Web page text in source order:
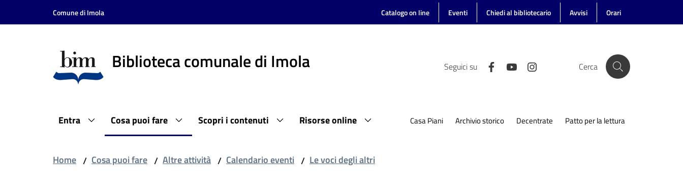
Vai al contenuto
Vai alla navigazione
Comune di Imola Catalogo on line Eventi Chiedi al bibliotecario Avvisi Orari
Biblioteca comunale di Imola Seguici su Cerca
Entra Cosa puoi fare Scopri i contenuti Risorse online Casa Piani Archivio storico Decentrate Patto per la lettura
Home / Cosa puoi fare / Altre attività / Calendario eventi / Le voci degli altri